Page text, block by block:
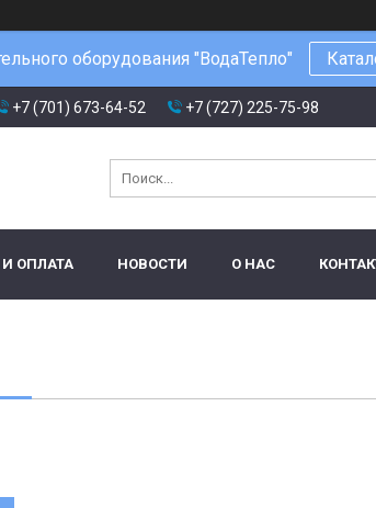
оборудования "ВодаТепло"
+7 (701) 673-64-52 +7 (727) 225-75-98
ОПЛАТА НОВОСТИ О НАС